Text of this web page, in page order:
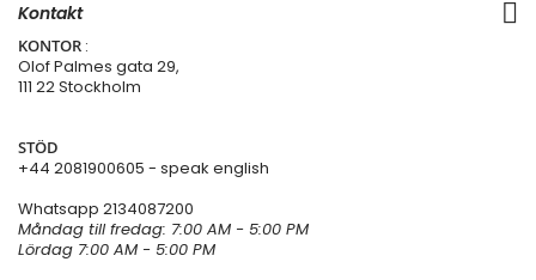
Kontakt
KONTOR :
Olof Palmes gata 29,
111 22 Stockholm
STÖD
+44 2081900605 - speak english
Whatsapp 2134087200
Måndag till fredag: 7:00 AM - 5:00 PM
Lördag 7:00 AM - 5:00 PM